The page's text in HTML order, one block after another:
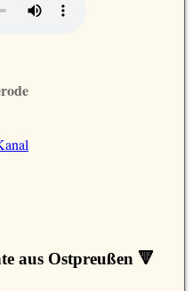
aus Ostpreußen 🔻